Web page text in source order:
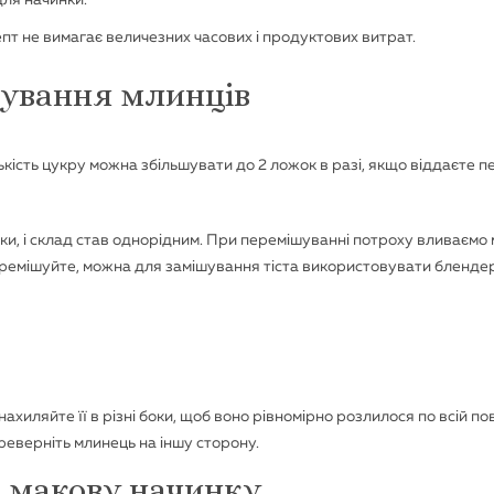
не вимагає величезних часових і продуктових витрат.
млинців
цукру можна збільшувати до 2 ложок в разі, якщо віддаєте
і склад став однорідним. При перемішуванні потроху вливаємо
можна для замішування тіста використовувати
її в різні боки, щоб воно рівномірно розлилося по всій
млинець на іншу сторону.